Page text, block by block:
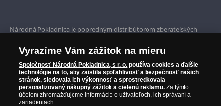
Iba originálne produkty
Národná Pokladnica je popredným distribútorom zberateľských
od roku 2010.
Národná Pokladnica je oficiálnym distribútorom numizmatických
emisií z viac ako 50 krajín, vrátane známych mincovní a emitentov
ako je Britská kráľovská mincovňa, Kráľovská kanadská mincovňa,
Parížska mincovňa, Nórska mincovňa, Fínska mincovňa alebo
Austrálska mincovňa Perth. Spoločnosť svojim zákazníkom a
zberateľom garantuje, že všetky produkty sú v originálnej a v
Vyrazíme Vám zážitok na mieru
Spoločnosť Národná Pokladnica, s r. o. používa cookies a ďalšie
technológie na to, aby zaistila spoľahlivosť a bezpečnosť našich
stránok, sledovala ich výkonnosť a sprostredkovala
personalizovaný nákupný zážitok a cielenú reklamu. Za týmto
účelom zhromažďujeme informácie o užívateľoch, ich správaní a
zariadeniach.